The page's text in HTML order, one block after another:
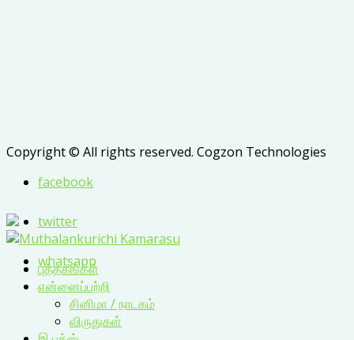
Copyright © All rights reserved. Cogzon Technologies
facebook
twitter
whatsapp
புத்தகங்கள்
என்னைப்பற்றி
சினிமா / நாடகம்
விருதுகள்